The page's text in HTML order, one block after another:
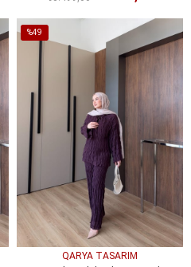
SEPETE EKLE
%49
QARYA TASARIM